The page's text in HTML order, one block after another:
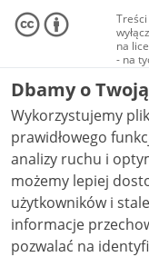
na
- na
audio
NC-
Dbamy o
Wykorzystujemy
prawidłowego
analizy ruchu i
możemy lepiej
użytkowników i stale
informacje
pozwalać na